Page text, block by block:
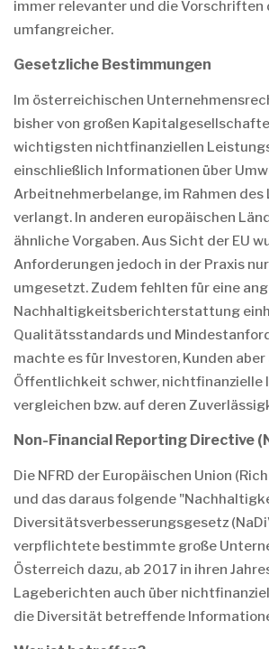
immer relevanter und die Vorschriften
umfangreicher.
Gesetzliche Bestimmungen
Im österreichischen
bisher von großen
wichtigsten nichtfinanziellen
einschließlich Informationen über
Arbeitnehmerbelange, im Rahmen
verlangt. In anderen europäischen
ähnliche Vorgaben. Aus Sicht der EU
Anforderungen jedoch in der Praxis
umgesetzt. Zudem fehlten für eine
Nachhaltigkeitsberichterstattung
Qualitätsstandards und
machte es für Investoren, Kunden
Öffentlichkeit schwer, nichtfinanzielle
vergleichen bzw. auf deren
Non-Financial Reporting Directive
Die NFRD der Europäischen Union
und das daraus folgende
Diversitätsverbesserungsgesetz
verpflichtete bestimmte große
Österreich dazu, ab 2017 in ihren
Lageberichten auch über
die Diversität betreffende